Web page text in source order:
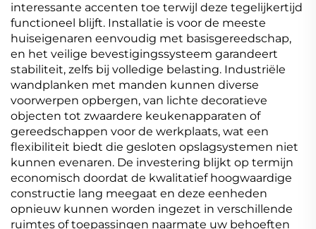
interessante accenten toe terwijl deze tegelijkertijd
functioneel blijft. Installatie is voor de meeste
huiseigenaren eenvoudig met basisgereedschap,
en het veilige bevestigingssysteem garandeert
stabiliteit, zelfs bij volledige belasting. Industriële
wandplanken met manden kunnen diverse
voorwerpen opbergen, van lichte decoratieve
objecten tot zwaardere keukenapparaten of
gereedschappen voor de werkplaats, wat een
flexibiliteit biedt die gesloten opslagsystemen niet
kunnen evenaren. De investering blijkt op termijn
economisch doordat de kwalitatief hoogwaardige
constructie lang meegaat en deze eenheden
opnieuw kunnen worden ingezet in verschillende
ruimtes of toepassingen naarmate uw behoeften